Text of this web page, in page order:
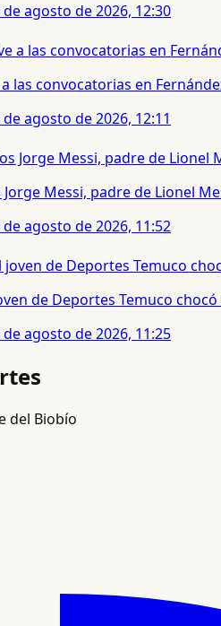
de agosto de 2026, 12:30
las convocatorias en
de agosto de 2026, 12:11
Messi, padre de Lionel
de agosto de 2026, 11:52
de Deportes Temuco
de agosto de 2026, 11:25
del Biobío